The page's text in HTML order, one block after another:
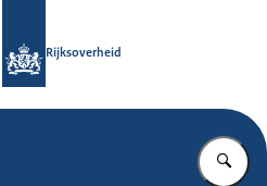
Rijksoverheid